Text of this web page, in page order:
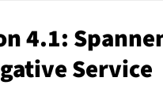
4.1:
Service